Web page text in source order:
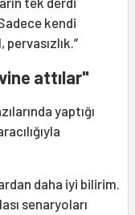
kendi
attılar"
yaptığı
daha iyi bilirim.
senaryoları